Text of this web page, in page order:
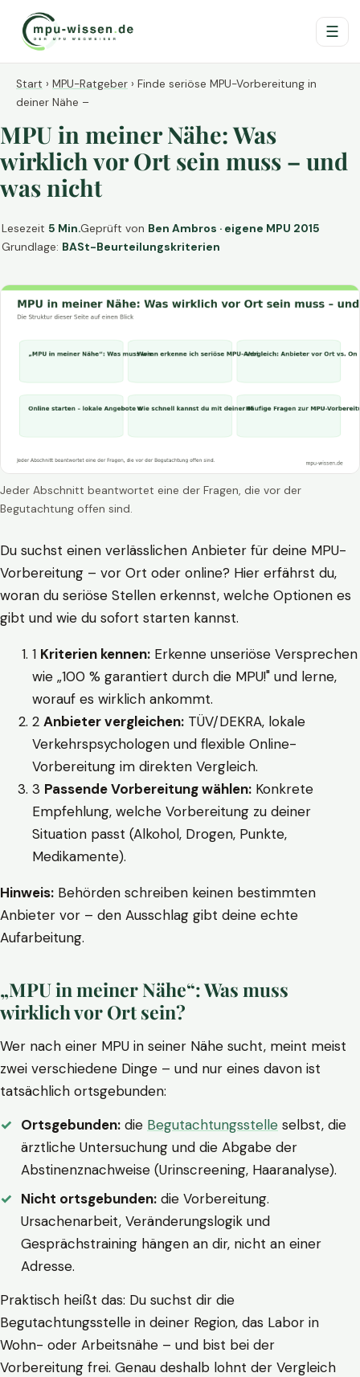
☰
Start › MPU-Ratgeber › Finde seriöse MPU-Vorbereitung in
deiner Nähe –
MPU in meiner Nähe: Was
wirklich vor Ort sein muss – und
was nicht
Lesezeit 5 Min.Geprüft von Ben Ambros · eigene MPU 2015
Grundlage: BASt-Beurteilungskriterien
Jeder Abschnitt beantwortet eine der Fragen, die vor der
Begutachtung offen sind.
Du suchst einen verlässlichen Anbieter für deine MPU-
Vorbereitung – vor Ort oder online? Hier erfährst du,
woran du seriöse Stellen erkennst, welche Optionen es
gibt und wie du sofort starten kannst.
1 Kriterien kennen: Erkenne unseriöse Versprechen
wie „100 % garantiert durch die MPU!" und lerne,
worauf es wirklich ankommt.
2 Anbieter vergleichen: TÜV/DEKRA, lokale
Verkehrspsychologen und flexible Online-
Vorbereitung im direkten Vergleich.
3 Passende Vorbereitung wählen: Konkrete
Empfehlung, welche Vorbereitung zu deiner
Situation passt (Alkohol, Drogen, Punkte,
Medikamente).
Hinweis: Behörden schreiben keinen bestimmten
Anbieter vor – den Ausschlag gibt deine echte
Aufarbeitung.
„MPU in meiner Nähe“: Was muss
wirklich vor Ort sein?
Wer nach einer MPU in seiner Nähe sucht, meint meist
zwei verschiedene Dinge – und nur eines davon ist
tatsächlich ortsgebunden:
Ortsgebunden: die Begutachtungsstelle selbst, die
ärztliche Untersuchung und die Abgabe der
Abstinenznachweise (Urinscreening, Haaranalyse).
Nicht ortsgebunden: die Vorbereitung.
Ursachenarbeit, Veränderungslogik und
Gesprächstraining hängen an dir, nicht an einer
Adresse.
Praktisch heißt das: Du suchst dir die
Begutachtungsstelle in deiner Region, das Labor in
Wohn- oder Arbeitsnähe – und bist bei der
Vorbereitung frei. Genau deshalb lohnt der Vergleich